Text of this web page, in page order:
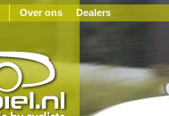
Over ons Dealers